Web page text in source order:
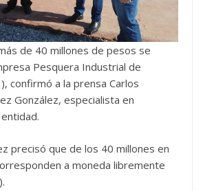
de 40 millones de pesos se
Pesquera Industrial de
confirmó a la prensa Carlos
González, especialista en
precisó que de los 40 millones en
a moneda libremente